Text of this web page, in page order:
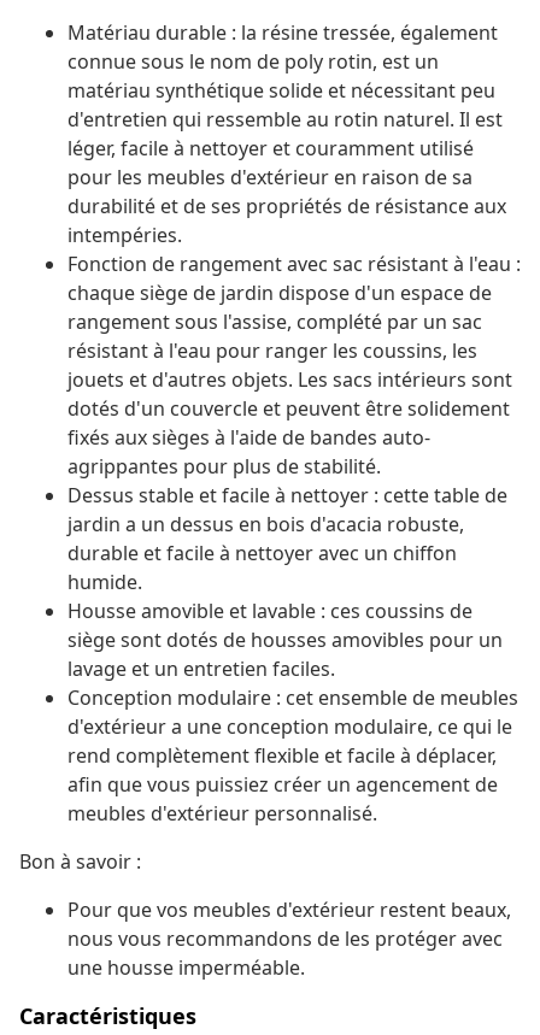
Matériau durable : la résine tressée, également
connue sous le nom de poly rotin, est un
matériau synthétique solide et nécessitant peu
d'entretien qui ressemble au rotin naturel. Il est
léger, facile à nettoyer et couramment utilisé
pour les meubles d'extérieur en raison de sa
durabilité et de ses propriétés de résistance aux
intempéries.
Fonction de rangement avec sac résistant à l'eau :
chaque siège de jardin dispose d'un espace de
rangement sous l'assise, complété par un sac
résistant à l'eau pour ranger les coussins, les
jouets et d'autres objets. Les sacs intérieurs sont
dotés d'un couvercle et peuvent être solidement
fixés aux sièges à l'aide de bandes auto-
agrippantes pour plus de stabilité.
Dessus stable et facile à nettoyer : cette table de
jardin a un dessus en bois d'acacia robuste,
durable et facile à nettoyer avec un chiffon
humide.
Housse amovible et lavable : ces coussins de
siège sont dotés de housses amovibles pour un
lavage et un entretien faciles.
Conception modulaire : cet ensemble de meubles
d'extérieur a une conception modulaire, ce qui le
rend complètement flexible et facile à déplacer,
afin que vous puissiez créer un agencement de
meubles d'extérieur personnalisé.
Bon à savoir :
Pour que vos meubles d'extérieur restent beaux,
nous vous recommandons de les protéger avec
une housse imperméable.
Caractéristiques